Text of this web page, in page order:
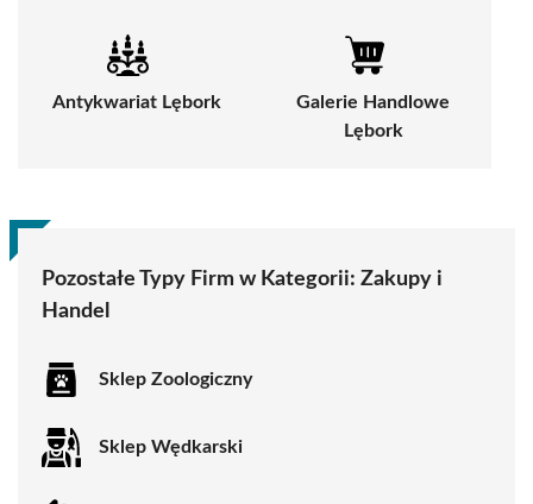
Antykwariat Lębork
Galerie Handlowe
Lębork
Pozostałe Typy Firm w Kategorii: Zakupy i
Handel
Sklep Zoologiczny
Sklep Wędkarski